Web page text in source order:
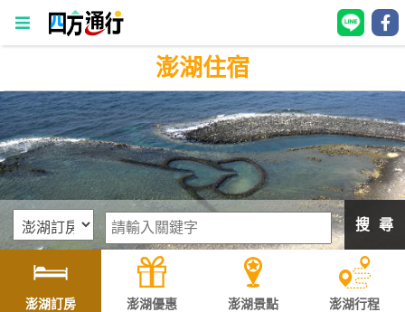
四
方
通
行
訂
房
灣
訂
澎湖住宿
搜 尋
澎湖訂房 澎湖優惠 澎湖景點 澎湖行程